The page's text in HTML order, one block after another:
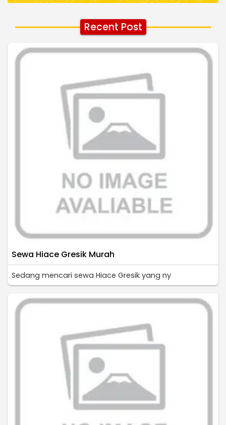
Recent Post
Sewa Hiace Gresik Murah
Sedang mencari sewa Hiace Gresik yang ny